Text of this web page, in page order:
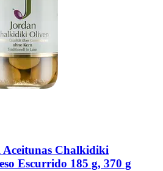
Aceitunas Chalkidiki
Escurrido 185 g, 370 g